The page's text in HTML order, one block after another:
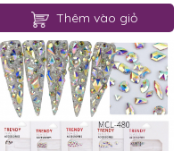
Thêm vào giỏ